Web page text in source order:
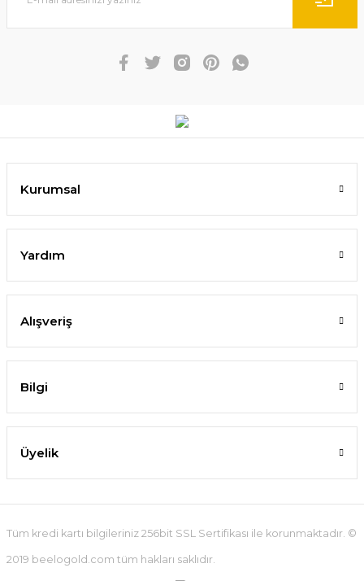
Kurumsal
Yardım
Alışveriş
Bilgi
Üyelik
Tüm kredi kartı bilgileriniz 256bit SSL Sertifikası ile korunmaktadır. ©
2019 beelogold.com tüm hakları saklıdır.